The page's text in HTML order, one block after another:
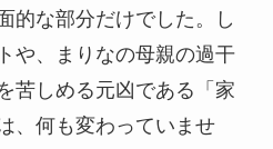
的な部分だけでした。し
や、まりなの母親の過干
苦しめる元凶である「家
、何も変わっていませ